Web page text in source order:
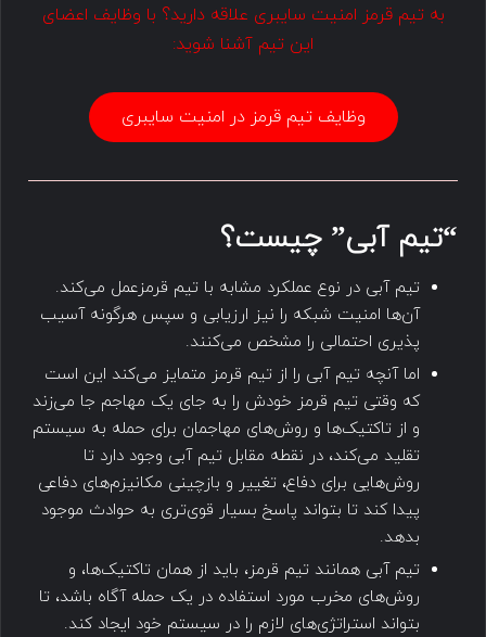
به تیم قرمز امنیت سایبری علاقه دارید؟ با وظایف اعضای
این تیم آشنا شوید:
وظایف تیم قرمز در امنیت سایبری
“تیم آبی” چیست؟
تیم آبی در نوع عملکرد مشابه با تیم قرمزعمل می‌کند.
آن‌ها امنیت شبکه را نیز ارزیابی و سپس هرگونه آسیب
پذیری احتمالی را مشخص می‌کنند.
اما آنچه تیم آبی را از تیم قرمز متمایز می‌کند این است
که وقتی تیم قرمز خودش را به جای یک مهاجم جا می‌زند
و از تاکتیک‌ها و روش‌های مهاجمان برای حمله به سیستم
تقلید می‌کند، در نقطه مقابل تیم آبی وجود دارد تا
روش‌هایی برای دفاع، تغییر و بازچینی مکانیزم‌های دفاعی
پیدا کند تا بتواند پاسخ بسیار قوی‌تری به حوادث موجود
بدهد.
تیم آبی همانند تیم قرمز، باید از همان تاکتیک‌ها، و
روش‌های مخرب مورد استفاده در یک حمله آگاه باشد، تا
بتواند استراتژی‌های لازم را در سیستم خود ایجاد کند.